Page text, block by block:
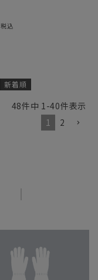
税込
新着順
48件中 1 -40件表示
1
2